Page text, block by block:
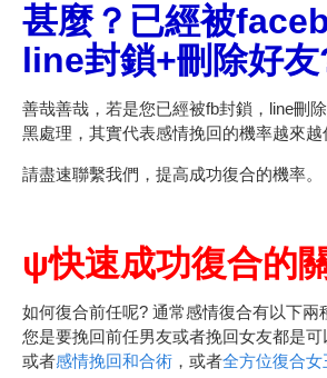
甚麼？已經被
line封鎖+刪除好友
善哉善哉，若是您已經被fb封鎖，line刪
黑處理，其實代表感情挽回的機率越來越
請盡速聯繫我們，提高成功復合的機率。
ψ快速成功復合的
如何復合前任呢? 通常感情復合有以下兩
您是要挽回前任男友或者挽回女友都是可
或者感情挽回和合術 ，或者全方位復合女